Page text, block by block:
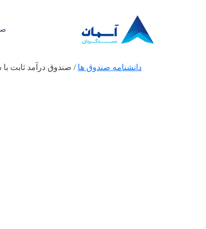
دانشنامه صندوق ها / صندوق درآمد ثابت